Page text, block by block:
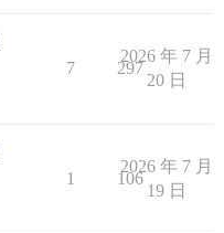
7 297
2026 年 7 月
20 日
1 106
2026 年 7 月
19 日